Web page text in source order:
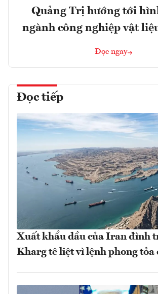
Quảng Trị hướng tới
ngành công nghiệp vật
Đọc ngay
Đọc tiếp
Xuất khẩu dầu của Iran đình
Kharg tê liệt vì lệnh phong tỏa